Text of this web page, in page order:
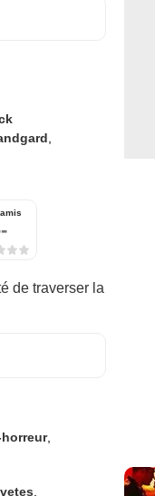
de traverser la
,